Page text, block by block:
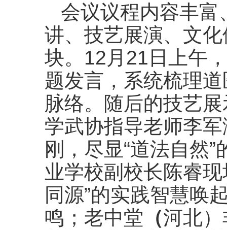
会议议程内容丰富
讲、技艺展演、文
块。12月21日上午
题发言，系统梳理
脉络。随后的技艺
学武协指导老师李
刚，尽显“道法自然
业学校副校长陈睿
同源”的实践智慧唤
鸣；老中堂 （河北